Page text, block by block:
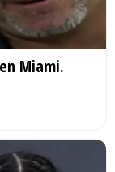
Miami.